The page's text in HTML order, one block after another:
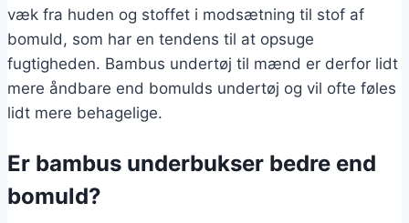
væk fra huden og stoffet i modsætning til stof af
bomuld, som har en tendens til at opsuge
fugtigheden. Bambus undertøj til mænd er derfor lidt
mere åndbare end bomulds undertøj og vil ofte føles
lidt mere behagelige.
Er bambus underbukser bedre end
bomuld?